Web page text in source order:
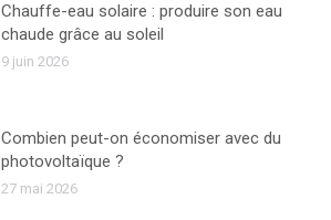
Chauffe-eau solaire : produire son eau
chaude grâce au soleil
9 juin 2026
Combien peut-on économiser avec du
photovoltaïque ?
27 mai 2026